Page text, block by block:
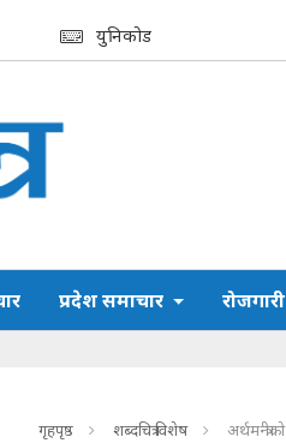
युनिकोड
प्रदेश समाचार रोजगारी
गृहपृष्ठ शब्दचित्र विशेष